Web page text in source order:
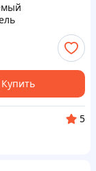
проходной
белый
Купить
5